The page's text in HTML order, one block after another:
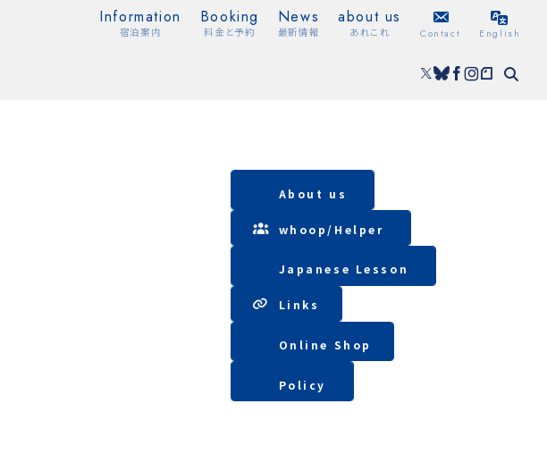
Information
宿泊案内
Booking
料金と予約
News
最新情報
about us
あれこれ Contact English
About us
whoop/ Helper
Japanese Lesson
Lin ks
Online Shop
Policy